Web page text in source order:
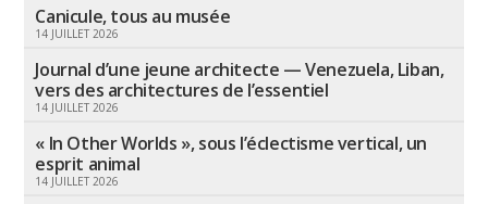
Canicule, tous au musée
14 JUILLET 2026
Journal d’une jeune architecte — Venezuela, Liban,
vers des architectures de l’essentiel
14 JUILLET 2026
« In Other Worlds », sous l’éclectisme vertical, un
esprit animal
14 JUILLET 2026